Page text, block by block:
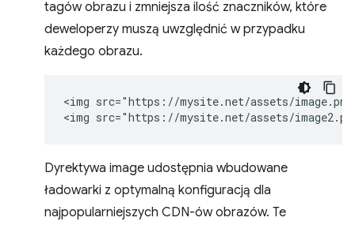
tagów obrazu i zmniejsza ilość znaczników, które
deweloperzy muszą uwzględnić w przypadku
każdego obrazu.
<img src="https://mysite.net/assets/
Dyrektywa image udostępnia wbudowane
ładowarki z optymalną konfiguracją dla
najpopularniejszych CDN-ów obrazów. Te